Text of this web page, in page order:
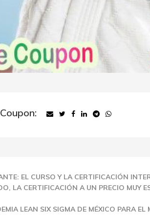
EL CURSO Y LA CERTIFICACIÓN
LA CERTIFICACIÓN A UN PRECIO MUY
LEAN SIX SIGMA DE MÉXICO PARA EL